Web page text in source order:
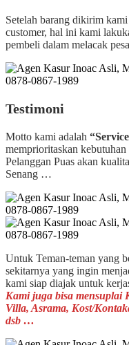
Setelah barang dikirim
customer, hal ini kami
pembeli dalam melacak
Testimoni
Motto kami adalah
memprioritaskan kebutuhan
Pelanggan Puas akan
Senang …
Untuk Teman-teman yang
sekitarnya yang ingin
kami siap diajak untuk
Kami juga bisa mensuplai
Villa, Asrama, Kost/
dsb …